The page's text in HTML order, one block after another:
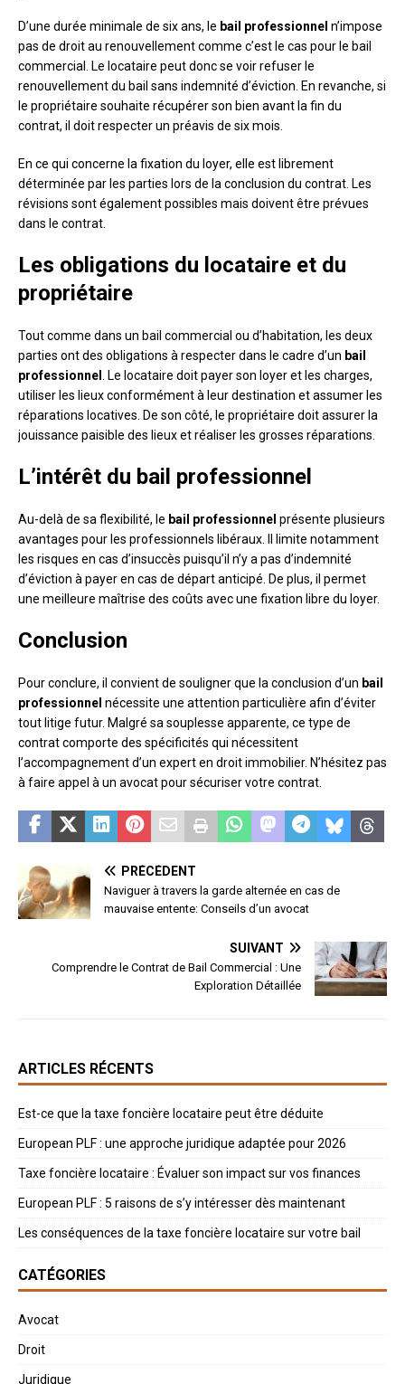
D’une durée minimale de six ans, le bail professionnel n’impose
pas de droit au renouvellement comme c’est le cas pour le bail
commercial. Le locataire peut donc se voir refuser le
renouvellement du bail sans indemnité d’éviction. En revanche, si
le propriétaire souhaite récupérer son bien avant la fin du
contrat, il doit respecter un préavis de six mois.
En ce qui concerne la fixation du loyer, elle est librement
déterminée par les parties lors de la conclusion du contrat. Les
révisions sont également possibles mais doivent être prévues
dans le contrat.
Les obligations du locataire et du
propriétaire
Tout comme dans un bail commercial ou d’habitation, les deux
parties ont des obligations à respecter dans le cadre d’un bail
professionnel . Le locataire doit payer son loyer et les charges,
utiliser les lieux conformément à leur destination et assumer les
réparations locatives. De son côté, le propriétaire doit assurer la
jouissance paisible des lieux et réaliser les grosses réparations.
L’intérêt du bail professionnel
Au-delà de sa flexibilité, le bail professionnel présente plusieurs
avantages pour les professionnels libéraux. Il limite notamment
les risques en cas d’insuccès puisqu’il n’y a pas d’indemnité
d’éviction à payer en cas de départ anticipé. De plus, il permet
une meilleure maîtrise des coûts avec une fixation libre du loyer.
Conclusion
Pour conclure, il convient de souligner que la conclusion d’un bail
professionnel nécessite une attention particulière afin d’éviter
tout litige futur. Malgré sa souplesse apparente, ce type de
contrat comporte des spécificités qui nécessitent
l’accompagnement d’un expert en droit immobilier. N’hésitez pas
à faire appel à un avocat pour sécuriser votre contrat.
PRÉCÉDENT
Naviguer à travers la garde alternée en cas de
mauvaise entente: Conseils d’un avocat
SUIVANT
Comprendre le Contrat de Bail Commercial : Une
Exploration Détaillée
ARTICLES RÉCENTS
Est-ce que la taxe foncière locataire peut être déduite
European PLF : une approche juridique adaptée pour 2026
Taxe foncière locataire : Évaluer son impact sur vos finances
European PLF : 5 raisons de s’y intéresser dès maintenant
Les conséquences de la taxe foncière locataire sur votre bail
CATÉGORIES
Avocat
Droit
Juridique